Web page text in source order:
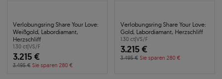
Verlobungsring Share Your Love:
Weißgold, Labordiamant,
Herzschliff
1.30 ct|VS/F
3.215 €
3.495 € Sie sparen 280 €
Verlobungsring Share Your Love:
Gold, Labordiamant, Herzschliff
1.30 ct|VS/F
3.215 €
3.495 € Sie sparen 280 €